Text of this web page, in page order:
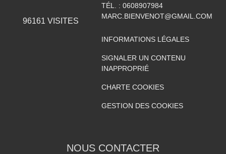
96161 VISITES
TÉL. : 0608907984
MARC.BIENVENOT@GMAIL.COM
INFORMATIONS LÉGALES
SIGNALER UN CONTENU
INAPPROPRIÉ
CHARTE COOKIES
GESTION DES COOKIES
NOUS CONTACTER